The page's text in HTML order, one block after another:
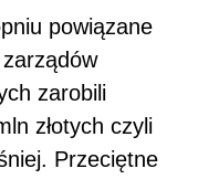
powiązane
zarobili
złotych czyli
Przeciętne